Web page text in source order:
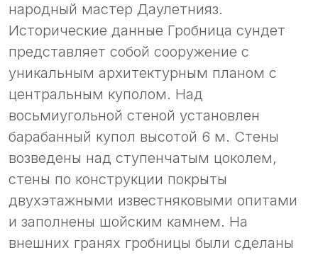
народный мастер Даулетнияз.
Исторические данные Гробница сундет
представляет собой сооружение с
уникальным архитектурным планом с
центральным куполом. Над
восьмиугольной стеной установлен
барабанный купол высотой 6 м. Стены
возведены над ступенчатым цоколем,
стены по конструкции покрыты
двухэтажными известняковыми опитами
и заполнены шойским камнем. На
внешних гранях гробницы были сделаны